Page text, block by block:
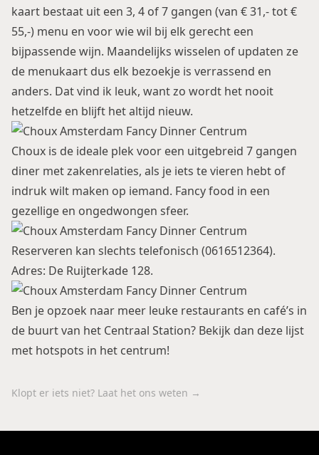
kaart bestaat uit een 3, 4 of 7 gangen (van € 31,- tot €
55,-) menu en voor wie wil bij elk gerecht een
bijpassende wijn. Maandelijks wisselen of updaten ze
de menukaart dus elk bezoekje is verrassend en
anders. Dat vind ik leuk, want zo wordt het nooit
hetzelfde en blijft het altijd nieuw.
Choux is de ideale plek voor een uitgebreid 7 gangen
diner met zakenrelaties, als je iets te vieren hebt of
indruk wilt maken op iemand. Fancy food in een
gezellige en ongedwongen sfeer.
Reserveren kan slechts telefonisch (0616512364).
Adres: De Ruijterkade 128.
Ben je opzoek naar meer leuke restaurants en café’s in
de buurt van het Centraal Station? Bekijk dan deze lijst
met hotspots in het centrum!
Klopt er iets niet? Laat het ons weten →